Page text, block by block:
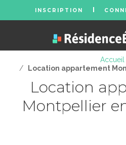
INSCRIPTION
Accueil
/
Location appartement
Location
Montpellier